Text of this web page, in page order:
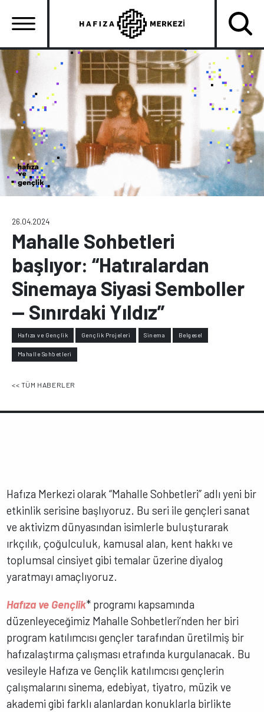
atla
Ana
gezinti
menüsü
26.04.2024
Mahalle Sohbetleri
başlıyor: “Hatıralardan
Sinemaya Siyasi Semboller
— Sınırdaki Yıldız”
Hafıza ve Gençlik Gençlik Projeleri Sinema Belgesel
Mahalle Sohbetleri
<< TÜM HABERLER
Hafıza Merkezi olarak “Mahalle Sohbetleri” adlı yeni bir
etkinlik serisine başlıyoruz. Bu seri ile gençleri sanat
ve aktivizm dünyasından isimlerle buluşturarak
ırkçılık, çoğulculuk, kamusal alan, kent hakkı ve
toplumsal cinsiyet gibi temalar üzerine diyalog
yaratmayı amaçlıyoruz.
Hafıza ve Gençlik* programı kapsamında
düzenleyeceğimiz Mahalle Sohbetleri’nden her biri
program katılımcısı gençler tarafından üretilmiş bir
hafızalaştırma çalışması etrafında kurgulanacak. Bu
vesileyle Hafıza ve Gençlik katılımcısı gençlerin
çalışmalarını sinema, edebiyat, tiyatro, müzik ve
akademi gibi farklı alanlardan konuklarla birlikte